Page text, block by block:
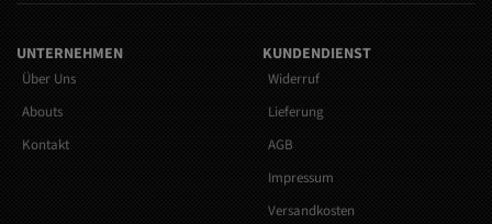
UNTERNEHMEN
Über Uns
Abouts
Kontakt
KUNDENDIENST
Widerruf
Lieferung
AGB
Impressum
Versandkosten